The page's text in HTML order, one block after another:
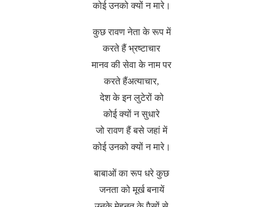
कोई उनको क्यों न मारे।
कुछ रावण नेता के रूप में
करते हैं भ्रष्टाचार
मानव की सेवा के नाम पर
करते हैंअत्याचार,
देश के इन लुटेरों को
कोई क्यों न सुधारे
जो रावण हैं बसे जहां में
कोई उनको क्यों न मारे।
बाबाओं का रूप धरे कुछ
जनता को मूर्ख बनायें